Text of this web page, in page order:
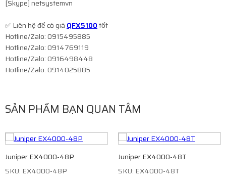
[Skype] netsystemvn
✅ Liên hệ để có giá QFX5100tốt
Hotline/Zalo: 0915495885
Hotline/Zalo: 0914769119
Hotline/Zalo: 0916498448
Hotline/Zalo: 0914025885
SẢN PHẨM BẠN QUAN TÂM
Juniper EX4000-48P
SKU: EX4000-48P
Juniper EX4000-48T
SKU: EX4000-48T